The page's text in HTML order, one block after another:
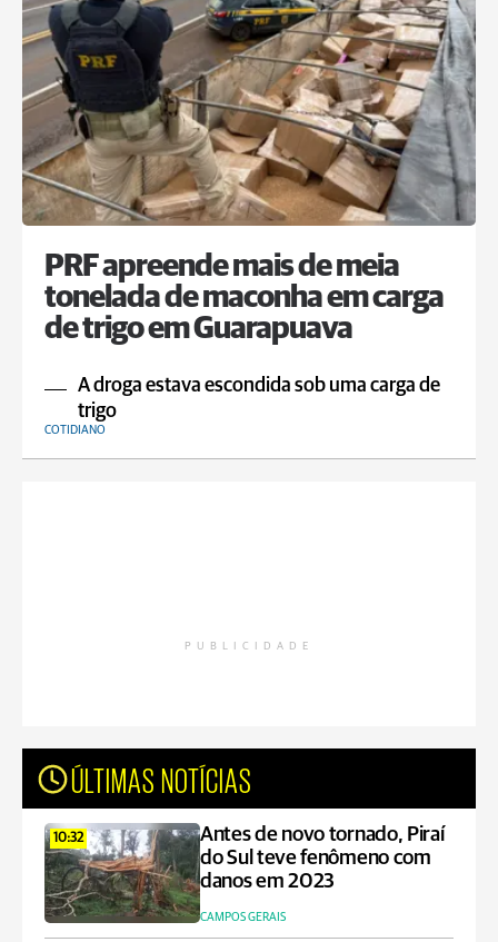
PRF apreende mais de meia
tonelada de maconha em carga
de trigo em Guarapuava
A droga estava escondida sob uma carga de
trigo
COTIDIANO
PUBLICIDADE
ÚLTIMAS NOTÍCIAS
10:32
Antes de novo tornado, Piraí
do Sul teve fenômeno com
danos em 2023
CAMPOS GERAIS